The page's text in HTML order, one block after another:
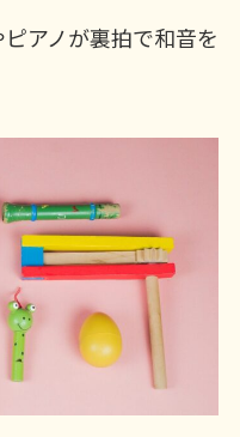
アノが裏拍で和音を